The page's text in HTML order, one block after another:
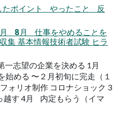
たポイント やったこと 反
8月 仕事をやめることを
集 基本情報技術者試験 ヒラ
一志望の企業を決める 1月
始める 〜２月初旬に完走（１
ォリオ制作 コロナショック 3
越す 4月 内定もらう（イマ